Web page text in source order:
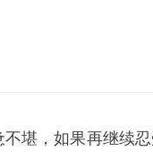
堪，如果再继续